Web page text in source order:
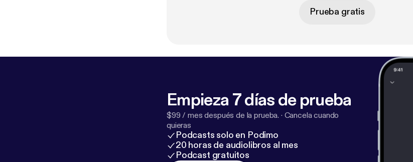
Prueba gratis
Empieza 7 días de prueba
$99 / mes después de la prueba. · Cancela cuando
quieras
Podcasts solo en Podimo
20 horas de audiolibros al mes
Podcast gratuitos